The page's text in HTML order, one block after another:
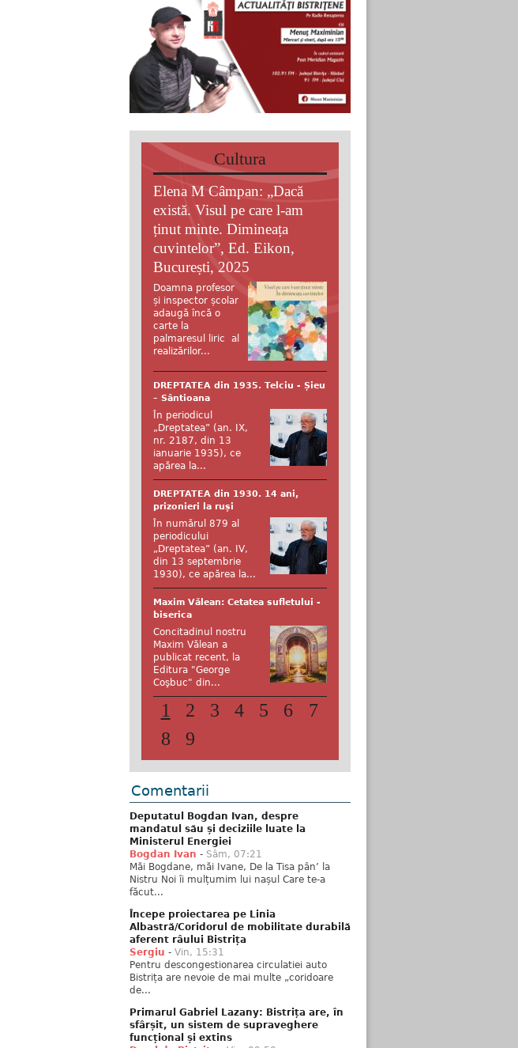
Cultura
Elena M Câmpan: „Dacă
există. Visul pe care l-am
ținut minte. Dimineața
cuvintelor”, Ed. Eikon,
București, 2025
Doamna profesor
și inspector școlar
adaugă încă o
carte la
palmaresul liric al
realizărilor...
DREPTATEA din 1935. Telciu - Șieu
– Sântioana
În periodicul
„Dreptatea” (an. IX,
nr. 2187, din 13
ianuarie 1935), ce
apărea la...
DREPTATEA din 1930. 14 ani,
prizonieri la ruși
În numărul 879 al
periodicului
„Dreptatea” (an. IV,
din 13 septembrie
1930), ce apărea la...
Maxim Vălean: Cetatea sufletului -
biserica
Concitadinul nostru
Maxim Vălean a
publicat recent, la
Editura "George
Coşbuc" din...
1 2 3 4 5 6
7
8
9
Comentarii
Deputatul Bogdan Ivan, despre
mandatul său și deciziile luate la
Ministerul Energiei
Bogdan Ivan - Sâm, 07:21
Măi Bogdane, măi Ivane, De la Tisa pân’ la
Nistru Noi îi mulțumim lui nașul Care te-a
făcut...
Începe proiectarea pe Linia
Albastră/Coridorul de mobilitate durabilă
aferent râului Bistrița
Sergiu - Vin, 15:31
Pentru descongestionarea circulatiei auto
Bistrița are nevoie de mai multe „coridoare
de...
Primarul Gabriel Lazany: Bistrița are, în
sfârșit, un sistem de supraveghere
funcțional și extins